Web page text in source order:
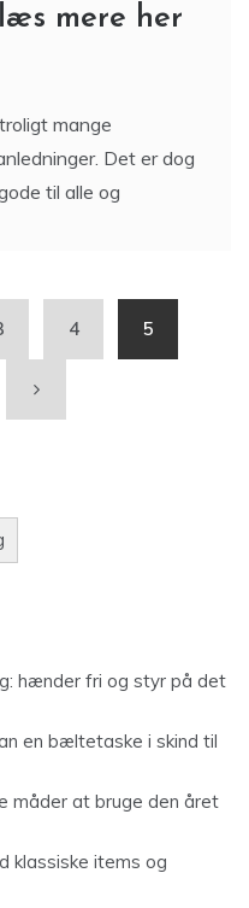
mere her
mange
Det er dog
til alle og
4 5
hænder fri og styr på det
en bæltetaske i skind til
måder at bruge den året
klassiske items og